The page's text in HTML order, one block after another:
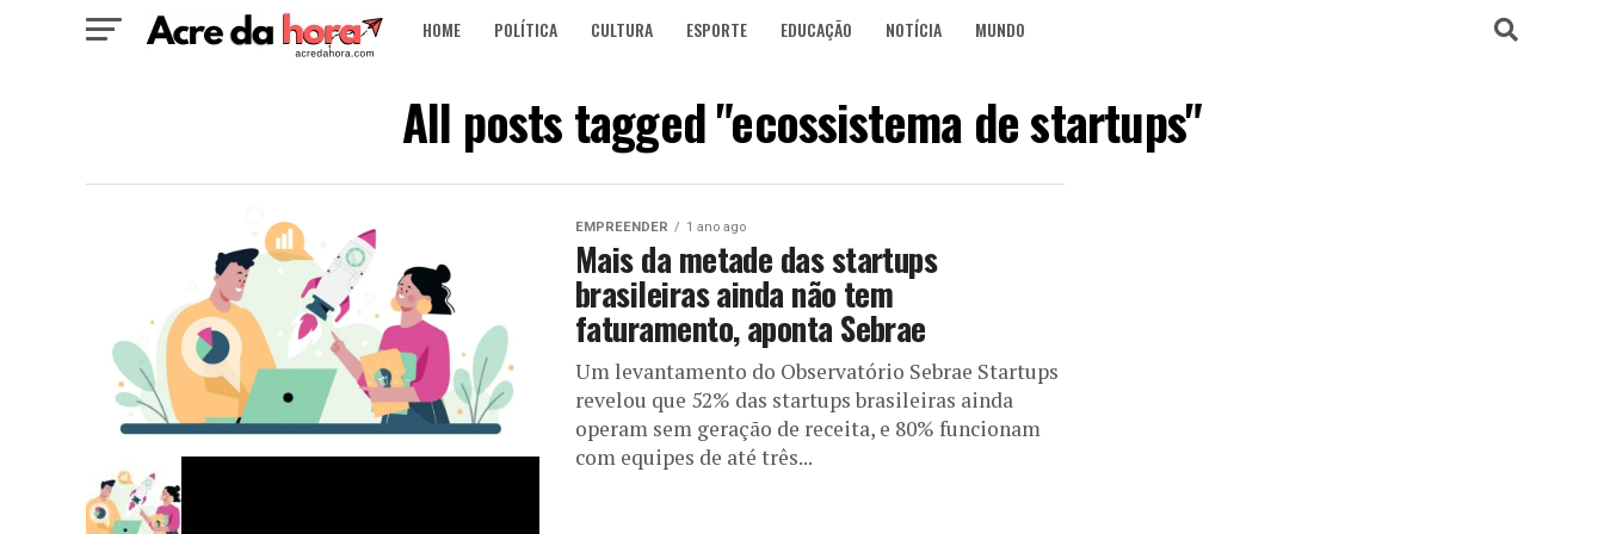
HOME POLÍTICA CULTURA ESPORTE EDUCAÇÃO NOTÍCIA MUNDO
All posts tagged "ecossistema de startups"
EMPREENDER 1 ano ago
Mais da metade das startups
brasileiras ainda não tem
faturamento, aponta Sebrae
Um levantamento do Observatório Sebrae Startups
revelou que 52% das startups brasileiras ainda
operam sem geração de receita, e 80% funcionam
com equipes de até três...